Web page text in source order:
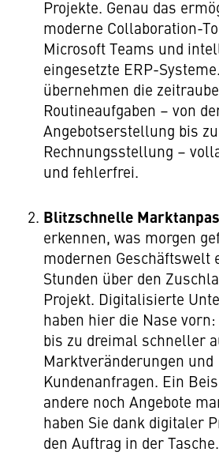
Projekte. Genau das
moderne Collaboration-
Microsoft Teams und
eingesetzte ERP-
übernehmen die
Routineaufgaben – von
Angebotserstellung bis
Rechnungsstellung –
und fehlerfrei.
Blitzschnelle
erkennen, was morgen
modernen Geschäftswelt
Stunden über den
Projekt. Digitalisierte
haben hier die Nase
bis zu dreimal schneller
Marktveränderungen und
Kundenanfragen. Ein
andere noch Angebote
haben Sie dank digitaler
den Auftrag in der Tasche.